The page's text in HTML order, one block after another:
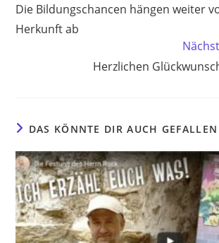
ansehen
Die Bildungschancen hängen weiter
Herkunft ab
Herzlichen
DAS KÖNNTE DIR AUCH GEFALLEN